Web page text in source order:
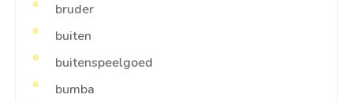
bruder
buiten
buitenspeelgoed
bumba